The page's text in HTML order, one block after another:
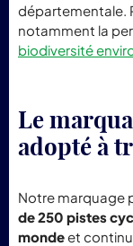
départementale.
notamment la
biodiversité
Le
adopté à
Notre marquage
de 250 pistes
mondeet